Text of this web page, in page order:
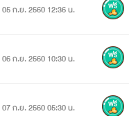
05 ก.ย. 2560 12:36 น.
06 ก.ย. 2560 10:30 น.
07 ก.ย. 2560 05:30 น.